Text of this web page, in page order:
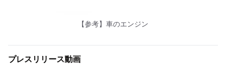
【参考】車のエンジン
プレスリリース動画